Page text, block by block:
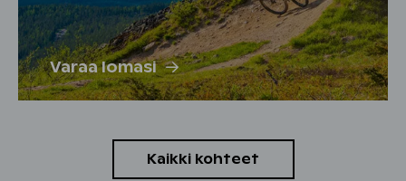
Varaa lomasi
Kaikki kohteet